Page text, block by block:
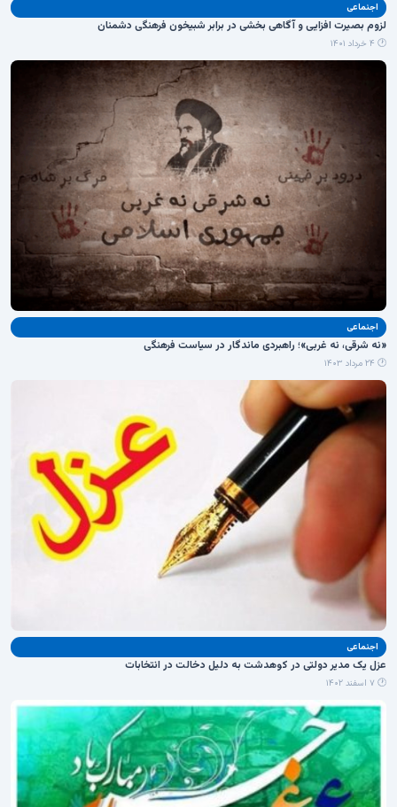
اجنماعی
لزوم بصیرت افزایی و آگاهی بخشی در برابر شبیخون فرهنگی دشمنان
🕐 ۴ خرداد ۱۴۰۱
اجنماعی
«نه شرقی، نه غربی»؛ راهبردی ماندگار در سیاست فرهنگی
🕐 ۲۴ مرداد ۱۴۰۳
اجنماعی
عزل یک مدیر دولتی در کوهدشت به دلیل دخالت در انتخابات
🕐 ۷ اسفند ۱۴۰۲